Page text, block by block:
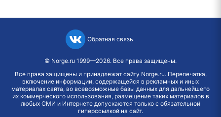
Обратная связь
© Norge.ru 1999—2026. Все права защищены.
Все права защищены и принадлежат сайту Norge.ru. Перепечатка,
включение информации, содержащейся в рекламных и иных
материалах сайта, во всевозможные базы данных для дальнейшего
их коммерческого использования, размещение таких материалов в
любых СМИ и Интернете допускаются только с обязательной
гиперссылкой на сайт.